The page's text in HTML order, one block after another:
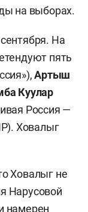
на выборах.
На
пять
Артыш
Куулар
Россия —
Ховалыг
Ховалыг не
Нарусовой
намерен